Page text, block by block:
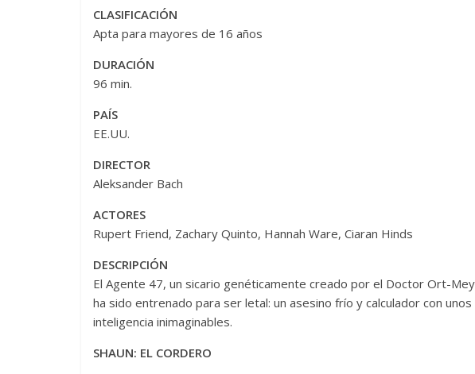
CLASIFICACIÓN
Apta para mayores de 16 años
DURACIÓN
96 min.
PAÍS
EE.UU.
DIRECTOR
Aleksander Bach
ACTORES
Rupert Friend, Zachary Quinto, Hannah Ware, Ciaran Hinds
DESCRIPCIÓN
El Agente 47, un sicario genéticamente creado por el Doctor Ort-
ha sido entrenado para ser letal: un asesino frío y calculador con
inteligencia inimaginables.
SHAUN: EL CORDERO